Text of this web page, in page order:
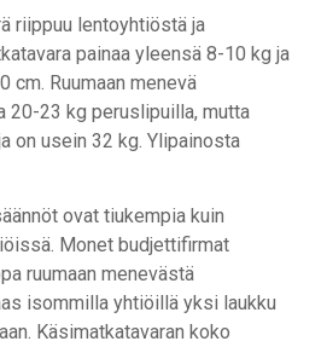
riippuu lentoyhtiöstä ja
painaa yleensä 8-10 kg ja
cm. Ruumaan menevä
20-23 kg peruslipuilla, mutta
on usein 32 kg. Ylipainosta
ovat tiukempia kuin
Monet budjettifirmat
ruumaan menevästä
isommilla yhtiöillä yksi laukku
Käsimatkatavaran koko